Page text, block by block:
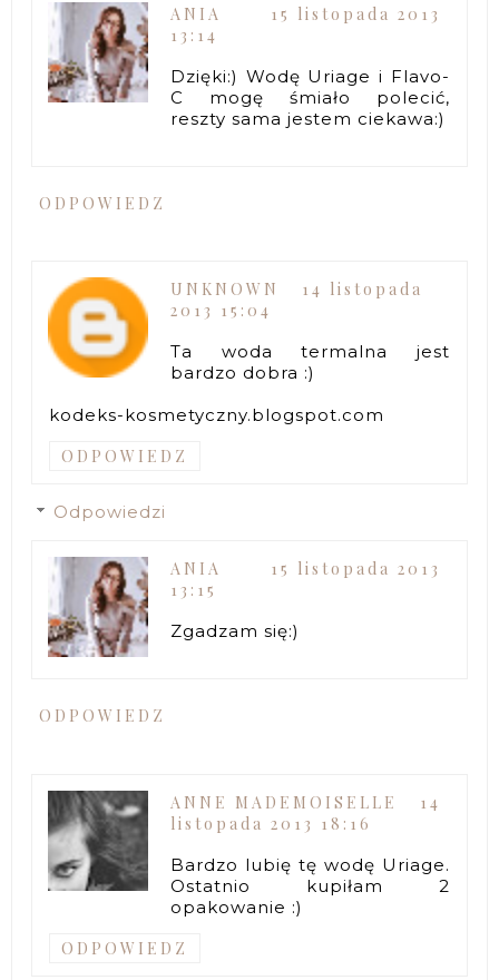
ANIA
15 listopada 2013
13:14
Dzięki:) Wodę Uriage i Flavo-
C mogę śmiało polecić,
reszty sama jestem ciekawa:)
ODPOWIEDZ
UNKNOWN
14 listopada
2013 15:04
Ta woda termalna jest
bardzo dobra :)
kodeks-kosmetyczny.blogspot.com
ODPOWIEDZ
Odpowiedzi
ANIA
15 listopada 2013
13:15
Zgadzam się:)
ODPOWIEDZ
ANNE MADEMOISELLE
14
listopada 2013 18:16
Bardzo lubię tę wodę Uriage.
Ostatnio kupiłam 2
opakowanie :)
ODPOWIEDZ